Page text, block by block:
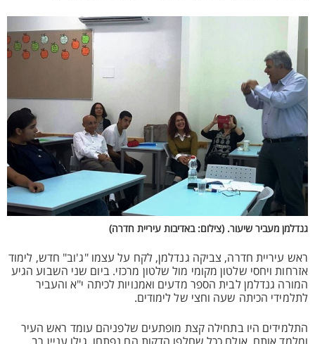
גנדלמן מעביר שיעור. (צילום: באדיבות עיריית חדרה)
ראש עיריית חדרה, צביקה גנדלמן, לקח על עצמו "ג'וב" חדש, לימוד
אזרחות ויחסי שלטון מקומי מול שלטון מרכזי. ביום שני השבוע הגיע
המורה גנדלמן לבית הספר מדעים ואמנויות לכיתה י"א והעביר
לתלמידי הכיתה שעה וחצי של לימודים.
התלמידים היו בתחילה קצת מופתעים שלפניהם עומד ראש העיר